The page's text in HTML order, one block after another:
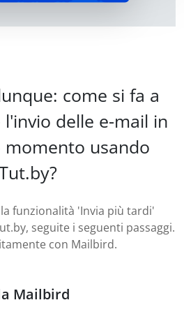
come si fa a
delle e-mail in
momento usando
funzionalità 'Invia più tardi'
seguite i seguenti passaggi.
con Mailbird.
Mailbird